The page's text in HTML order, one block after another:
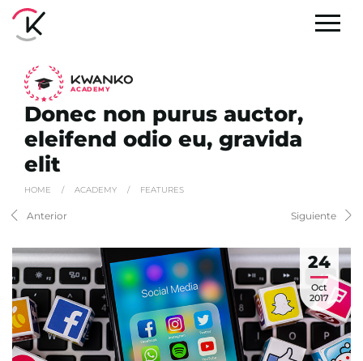
ACADEMY
Donec non purus auctor,
eleifend odio eu, gravida
elit
HOME / ACADEMY / FEATURES
Anterior Siguiente
24
Oct
2017